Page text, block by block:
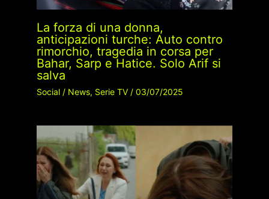
La forza di una donna,
anticipazioni turche: Auto contro
rimorchio, tragedia in corsa per
Bahar, Sarp e Hatice. Solo Arif si
salva
Social/ News, Serie TV/ 03/07/2025